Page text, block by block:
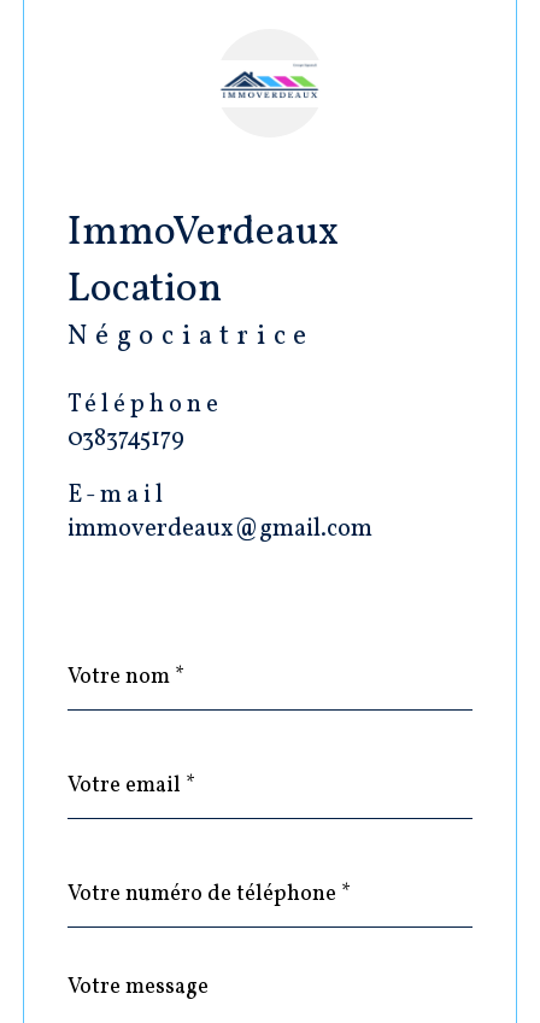
ImmoVerdeaux
Location
Négociatrice
Téléphone
0383745179
E-mail
immoverdeaux@gmail.com
Fieldset
par
*
*
*
Fieldset
Message
*